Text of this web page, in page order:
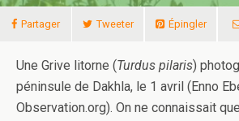
Partager Tweeter Épingler
Une Grive litorne (Turdus pilaris)
péninsule de Dakhla, le 1 avril (Enno
Observation.org). On ne connaissait